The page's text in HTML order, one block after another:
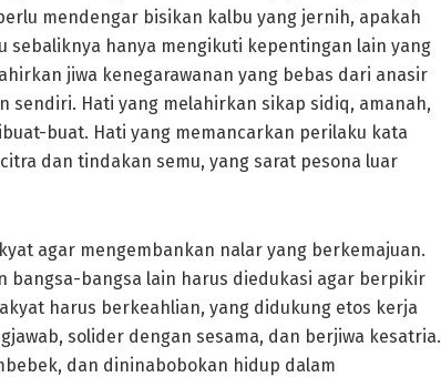
mendengar bisikan kalbu yang jernih, apakah
hanya mengikuti kepentingan lain yang
jiwa kenegarawanan yang bebas dari anasir
sendiri. Hati yang melahirkan sikap sidiq, amanah,
buat. Hati yang memancarkan perilaku kata
dan tindakan semu, yang sarat pesona luar
agar mengembankan nalar yang berkemajuan.
bangsa-bangsa lain harus diedukasi agar berpikir
harus berkeahlian, yang didukung etos kerja
solider dengan sesama, dan berjiwa kesatria.
dan dininabobokan hidup dalam